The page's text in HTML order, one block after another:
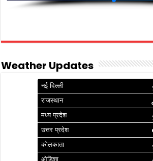
Weather Updates
नई दिल्ली
राजस्थान
मध्य प्रदेश
उत्तर प्रदेश
कोलकाता
ओडिशा